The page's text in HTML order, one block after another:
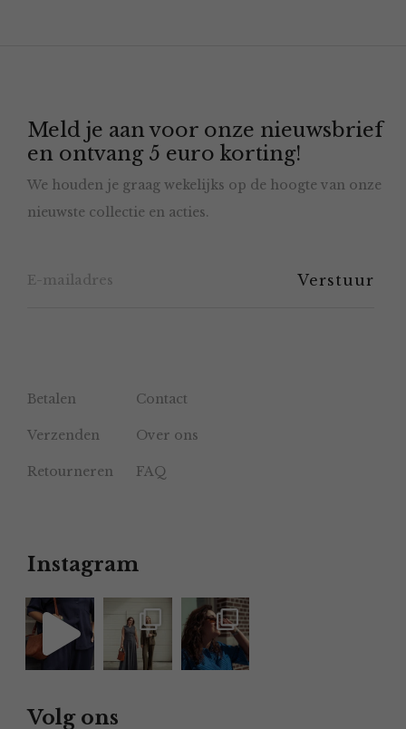
Meld je aan voor onze nieuwsbrief
en ontvang 5 euro korting!
We houden je graag wekelijks op de hoogte van onze
nieuwste collectie en acties.
Betalen Contact
Verzenden Over ons
Retourneren FAQ
Instagram
Volg ons